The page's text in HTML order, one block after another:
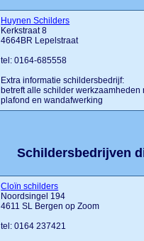
Huynen Schilders
Kerkstraat 8
4664BR Lepelstraat
tel: 0164-685558
Extra informatie schildersbedrijf:
betreft alle schilder
plafond en wandafwerking
Schildersbedrijven
Cloïn schilders
Noordsingel 194
4611 SL Bergen op Zoom
tel: 0164 237421